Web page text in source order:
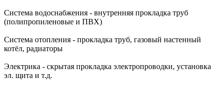
Система водоснабжения - внутренняя прокладка труб
(полипропиленовые и ПВХ)
Система отопления - прокладка труб, газовый настенный
котёл, радиаторы
Электрика - скрытая прокладка электропроводки, установка
эл. щита и т.д.